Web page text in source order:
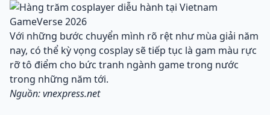
Với những bước chuyển mình rõ rệt như mùa giải năm
nay, có thể kỳ vọng cosplay sẽ tiếp tục là gam màu rực
rỡ tô điểm cho bức tranh ngành game trong nước
trong những năm tới.
Nguồn: vnexpress.net